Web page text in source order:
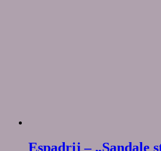
Espadrij – „Sandale